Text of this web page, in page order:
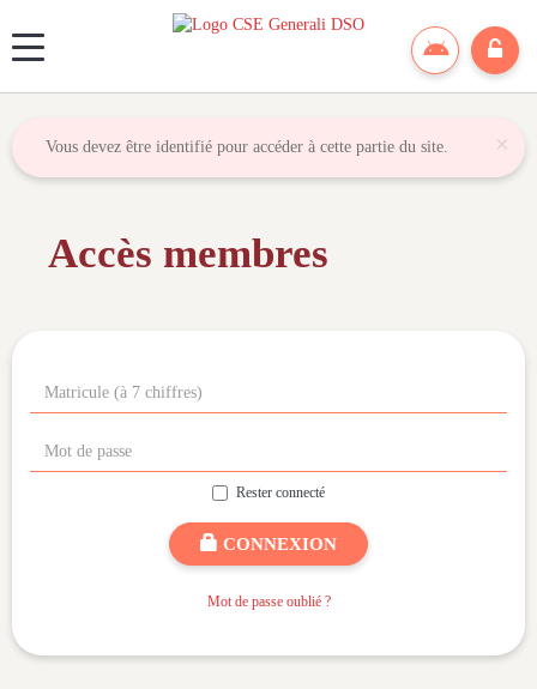
×
Vous devez être identifié pour accéder à cette partie du site.
Accès membres
Rester connecté
CONNEXION
Mot de passe oublié ?
Panneau de gestion des cookies